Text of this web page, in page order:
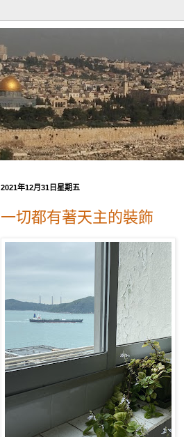
2021年12月31日星期五
一切都有著天主的裝飾